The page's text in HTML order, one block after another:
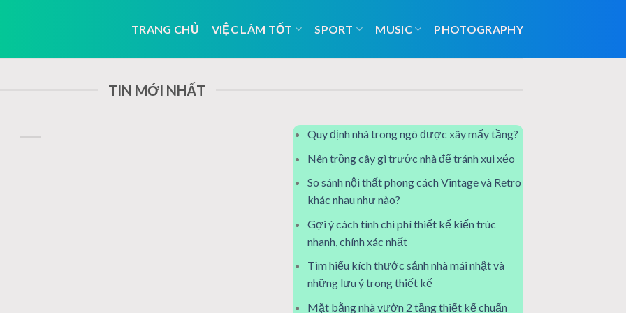
TRANG CHỦ VIỆC LÀM TỐT SPORT MUSIC PHOTOGRAPHY
TIN MỚI NHẤT
Quy định nhà trong ngõ được xây mấy tầng?
Nên trồng cây gì trước nhà để tránh xui xẻo
So sánh nội thất phong cách Vintage và Retro
khác nhau như nào?
Gợi ý cách tính chi phí thiết kế kiến trúc
nhanh, chính xác nhất
Tìm hiểu kích thước sảnh nhà mái nhật và
những lưu ý trong thiết kế
Mặt bằng nhà vườn 2 tầng thiết kế chuẩn